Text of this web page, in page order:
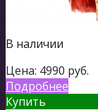
В наличии
Цена: 4990 руб.
Подробнее
Купить